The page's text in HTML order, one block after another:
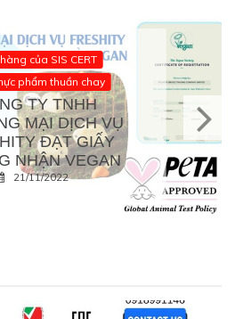
của SIS CERT
phẩm thuần chay
TY TNHH
MẠI DỊCH VỤ
ĐẠT GIẤY
NHẬN VEGAN
21/11/2022